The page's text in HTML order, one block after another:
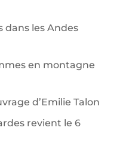
dans les Andes
en montagne
d’Emilie Talon
revient le 6